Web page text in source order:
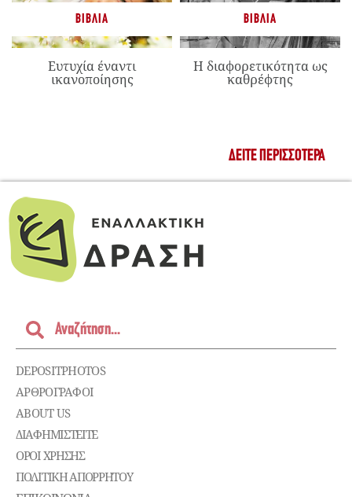
ΒΙΒΛΊΑ
Ευτυχία έναντι
ικανοποίησης
ΒΙΒΛΊΑ
Η διαφορετικότητα ως
καθρέφτης
ΔΕΊΤΕ ΠΕΡΙΣΣΌΤΕΡΑ
DEPOSITPHOTOS
ΑΡΘΡΟΓΡΑΦΟΙ
ABOUT US
ΔΙΑΦΗΜΙΣΤΕΊΤΕ
ΌΡΟΙ ΧΡΉΣΗΣ
ΠΟΛΙΤΙΚΉ ΑΠΟΡΡΉΤΟΥ